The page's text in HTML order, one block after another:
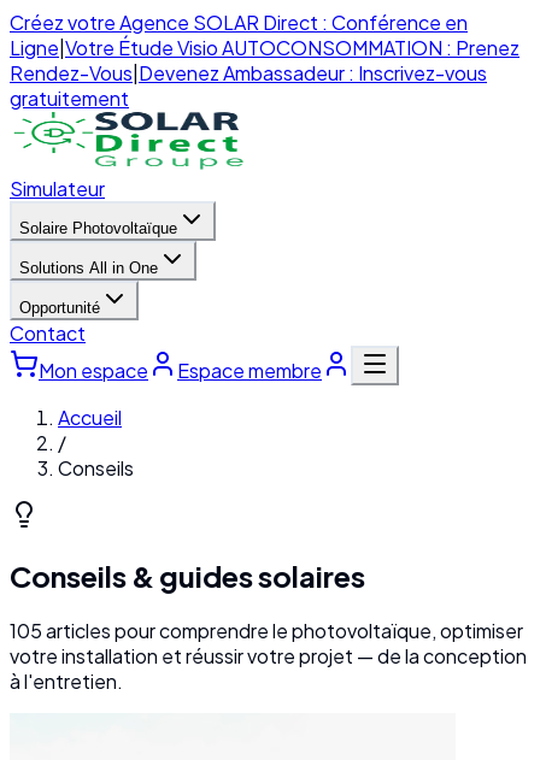
Créez votre Agence SOLAR Direct : Conférence en
Ligne Votre Étude Visio AUTOCONSOMMATION : Prenez
Rendez-Vous Devenez Ambassadeur : Inscrivez-vous
gratuitement
Simulateur
Solaire Photovoltaïque
Solutions All in One
Opportunité
Contact
Mon espace
Espace membre
Accueil
/
Conseils
Conseils & guides solaires
105articles pour comprendre le photovoltaïque, optimiser
votre installation et réussir votre projet — de la conception
à l'entretien.